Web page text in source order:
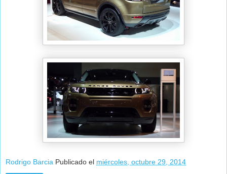
Rodrigo Barcia Publicado el miércoles, octubre 29, 2014